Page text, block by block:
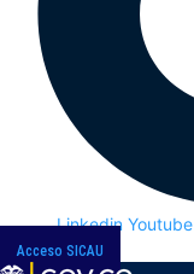
Linkedin Youtube
Acceso SICAU